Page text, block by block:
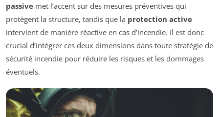
passive met l’accent sur des mesures préventives qui
protègent la structure, tandis que la protection active
intervient de manière réactive en cas d’incendie. Il est donc
crucial d’intégrer ces deux dimensions dans toute stratégie de
sécurité incendie pour réduire les risques et les dommages
éventuels.